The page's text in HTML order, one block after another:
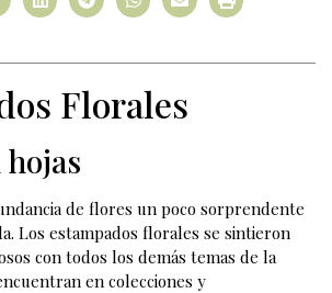
Florales
de flores un poco sorprendente
Los estampados florales se sintieron
con todos los demás temas de la
en colecciones y